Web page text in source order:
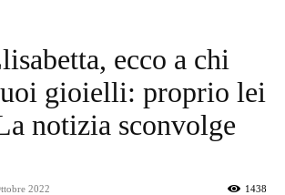
ecco a chi
gioielli: proprio lei
notizia sconvolge
2022 1438